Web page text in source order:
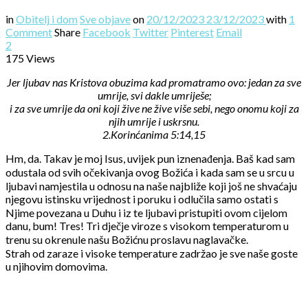
inObitelj i dom Sve objaveon 20/12/2023 23/12/2023with 1
CommentShare Facebook Twitter Pinterest Email
2
175 Views
Jer ljubav nas Kristova obuzima kad promatramo ovo: jedan za sve
umrije, svi dakle umriješe;
i za sve umrije da oni koji žive ne žive više sebi, nego onomu koji za
njih umrije i uskrsnu.
2.Korinćanima 5:14,15
Hm, da. Takav je moj Isus, uvijek pun iznenađenja. Baš kad sam
odustala od svih očekivanja ovog Božića i kada sam se u srcu u
ljubavi namjestila u odnosu na naše najbliže koji još ne shvaćaju
njegovu istinsku vrijednost i poruku i odlučila samo ostati s
Njime povezana u Duhu i iz te ljubavi pristupiti ovom cijelom
danu, bum! Tres! Tri dječje viroze s visokom temperaturom u
trenu su okrenule našu Božićnu proslavu naglavačke.
Strah od zaraze i visoke temperature zadržao je sve naše goste
u njihovim domovima.